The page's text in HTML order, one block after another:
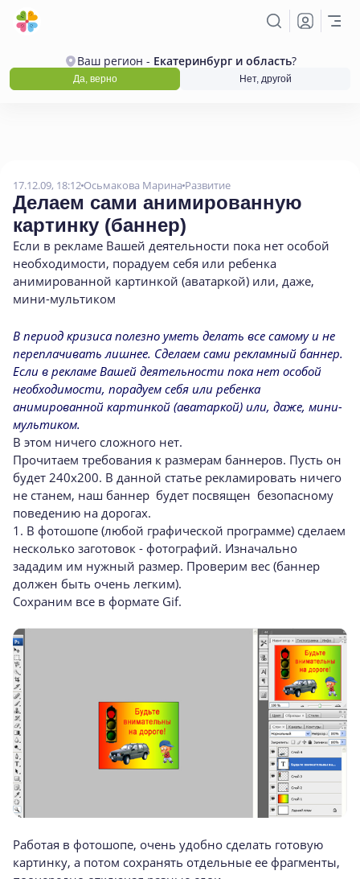
Ваш регион - Екатеринбург и область?
Да, верно Нет, другой
17.12.09, 18:12 Осьмакова Марина Развитие
Делаем сами анимированную
картинку (баннер)
Если в рекламе Вашей деятельности пока нет особой
необходимости, порадуем себя или ребенка
анимированной картинкой (аватаркой) или, даже,
мини-мультиком
В период кризиса полезно уметь делать все самому и не
переплачивать лишнее. Сделаем сами рекламный баннер.
Если в рекламе Вашей деятельности пока нет особой
необходимости, порадуем себя или ребенка
анимированной картинкой (аватаркой) или, даже, мини-
мультиком.
В этом ничего сложного нет.
Прочитаем требования к размерам баннеров. Пусть он
будет 240х200. В данной статье рекламировать ничего
не станем, наш баннер будет посвящен безопасному
поведению на дорогах.
1. В фотошопе (любой графической программе) сделаем
несколько заготовок - фотографий. Изначально
зададим им нужный размер. Проверим вес (баннер
должен быть очень легким).
Сохраним все в формате Gif.
Работая в фотошопе, очень удобно сделать готовую
картинку, а потом сохранять отдельные ее фрагменты,